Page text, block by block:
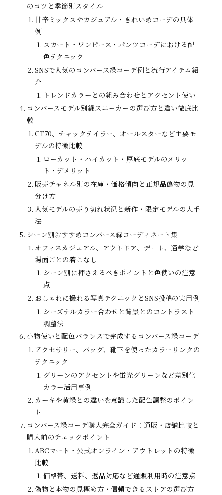
のコツと季節別スタイル
甘辛ミックスやカジュアル・きれいめコーデの具体
例
スカート・ワンピース・パンツコーデにおける配
色テクニック
SNSで人気のコンバース緑コーデ例と流行アイテム紹
介
トレンドカラーとの組み合わせとアクセント使い
コンバースモデル別緑スニーカーの選び方と違い徹底比
較
CT70、チャックテイラー、オールスターなど主要モ
デルの特徴比較
ローカット・ハイカット・厚底モデルのメリッ
ト・デメリット
販売チャネル別の在庫・価格傾向と正規品偽物の見
分け方
人気モデルの売り切れ状況と新作・限定モデルの入手
法
シーン別おすすめコンバース緑コーディネート集
オフィスカジュアル、アウトドア、デート、通学など
場面ごとの着こなし
シーン別に押さえるべきポイントと色使いの注意
点
おしゃれに撮れる写真テクニックとSNS投稿の実用例
シーズナルカラー合わせと背景とのコントラスト
調整法
小物使いと配色バランスで完成するコンバース緑コーデ
アクセサリー、バッグ、靴下を使ったカラーリンクの
テクニック
グリーンのアクセントや蛍光グリーンなど差別化
カラー活用事例
カーキや黄緑との違いを意識した配色調整のポイン
ト
コンバース緑コーデ購入完全ガイド：通販・店舗比較と
購入前のチェックポイント
ABCマート・公式オンライン・アウトレットの特徴
比較
価格帯、送料、返品対応など通販利用時の注意点
偽物と本物の見極め方・信頼できるストアの選び方